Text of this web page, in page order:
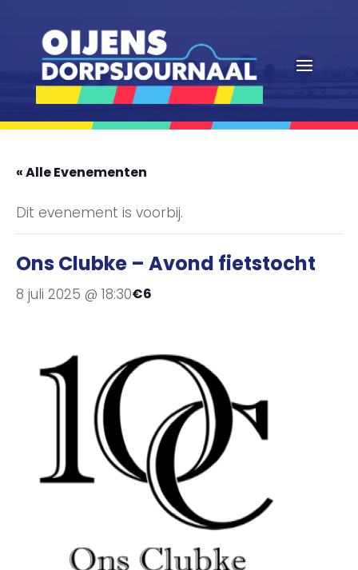
« Alle Evenementen
Dit evenement is voorbij.
Ons Clubke – Avond fietstocht
8 juli 2025 @ 18:30€6